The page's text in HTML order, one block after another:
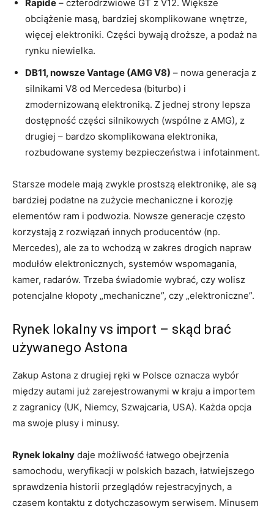
Rapide – czterodrzwiowe GT z V12. Większe
obciążenie masą, bardziej skomplikowane wnętrze,
więcej elektroniki. Części bywają droższe, a podaż na
rynku niewielka.
DB11, nowsze Vantage (AMG V8) – nowa generacja z
silnikami V8 od Mercedesa (biturbo) i
zmodernizowaną elektroniką. Z jednej strony lepsza
dostępność części silnikowych (wspólne z AMG), z
drugiej – bardzo skomplikowana elektronika,
rozbudowane systemy bezpieczeństwa i infotainment.
Starsze modele mają zwykle prostszą elektronikę, ale są
bardziej podatne na zużycie mechaniczne i korozję
elementów ram i podwozia. Nowsze generacje często
korzystają z rozwiązań innych producentów (np.
Mercedes), ale za to wchodzą w zakres drogich napraw
modułów elektronicznych, systemów wspomagania,
kamer, radarów. Trzeba świadomie wybrać, czy wolisz
potencjalne kłopoty „mechaniczne”, czy „elektroniczne”.
Rynek lokalny vs import – skąd brać
używanego Astona
Zakup Astona z drugiej ręki w Polsce oznacza wybór
między autami już zarejestrowanymi w kraju a importem
z zagranicy (UK, Niemcy, Szwajcaria, USA). Każda opcja
ma swoje plusy i minusy.
Rynek lokalny daje możliwość łatwego obejrzenia
samochodu, weryfikacji w polskich bazach, łatwiejszego
sprawdzenia historii przeglądów rejestracyjnych, a
czasem kontaktu z dotychczasowym serwisem. Minusem